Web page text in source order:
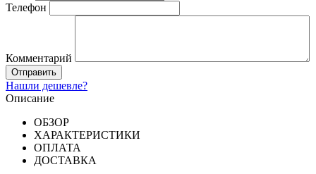
Телефон
Комментарий
Нашли дешевле?
Описание
ОБЗОР
ХАРАКТЕРИСТИКИ
ОПЛАТА
ДОСТАВКА